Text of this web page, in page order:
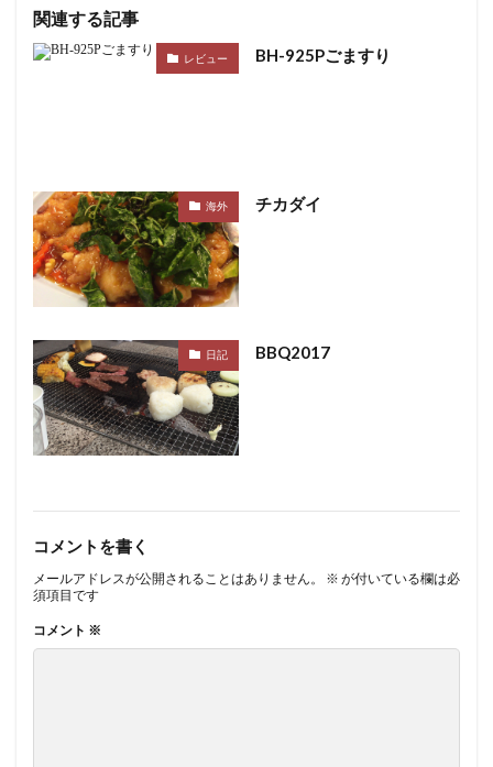
関連する記事
レビュー BH-925Pごますり
海外 チカダイ
日記 BBQ2017
コメントを書く
メールアドレスが公開されることはありません。 ※ が付いている欄は必
須項目です
コメント ※